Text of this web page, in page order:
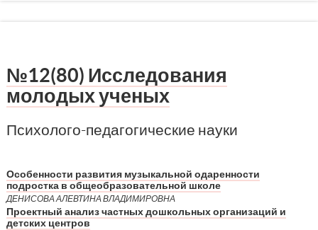
№12(80) Исследования
молодых ученых
Психолого-педагогические науки
Особенности развития музыкальной одаренности
подростка в общеобразовательной школе
ДЕНИСОВА АЛЕВТИНА ВЛАДИМИРОВНА
Проектный анализ частных дошкольных организаций и
детских центров